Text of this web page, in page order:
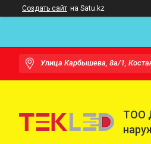
Создать сайт на Satu.kz
Улица Карбышева, 8а/1,
ТОО